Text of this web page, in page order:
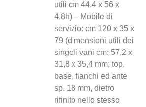
utili cm 44,4 x 56 x
4,8h) – Mobile di
servizio: cm 120 x 35 x
79 (dimensioni utili dei
singoli vani cm: 57,2 x
31,8 x 35,4 mm; top,
base, fianchi ed ante
sp. 18 mm, dietro
rifinito nello stesso